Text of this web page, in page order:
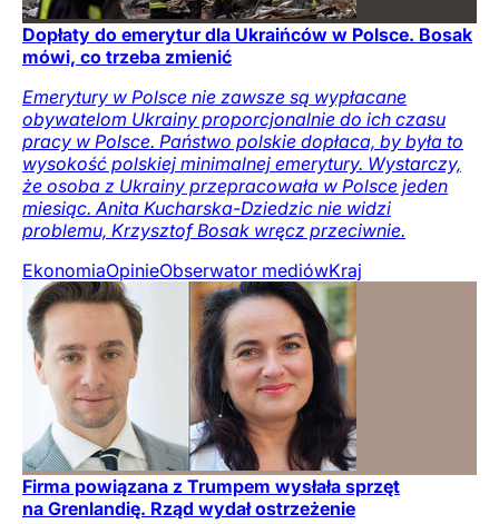
Dopłaty do emerytur dla Ukraińców w Polsce. Bosak
mówi, co trzeba zmienić
Emerytury w Polsce nie zawsze są wypłacane
obywatelom Ukrainy proporcjonalnie do ich czasu
pracy w Polsce. Państwo polskie dopłaca, by była to
wysokość polskiej minimalnej emerytury. Wystarczy,
że osoba z Ukrainy przepracowała w Polsce jeden
miesiąc. Anita Kucharska-Dziedzic nie widzi
problemu, Krzysztof Bosak wręcz przeciwnie.
EkonomiaOpinieObserwator mediówKraj
Firma powiązana z Trumpem wysłała sprzęt
na Grenlandię. Rząd wydał ostrzeżenie